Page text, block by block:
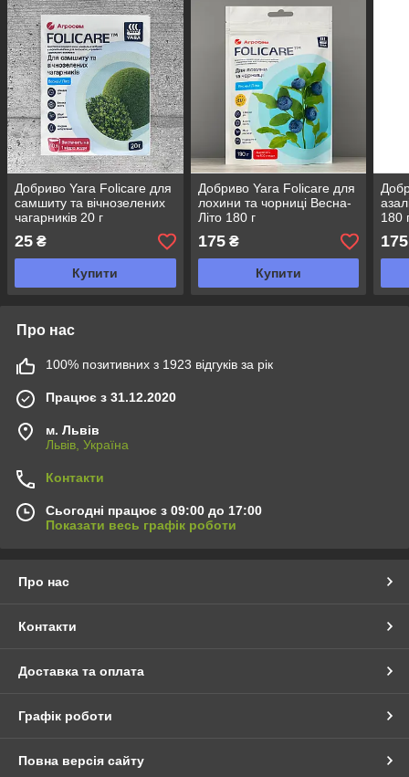
Добриво Yara Folicare для
самшиту та вічнозелених
чагарників 20 г
25 ₴
Купити
Добриво Yara Folicare для
лохини та чорниці Весна-
Літо 180 г
175₴
Купити
180
175
Про нас
100% позитивних з 1923 відгуків за рік
Працює з 31.12.2020
м. Львів
Львів, Україна
Контакти
Сьогодні працює з 09:00 до 17:00
Показати весь графік роботи
Про нас
Контакти
Доставка та оплата
Графік роботи
Повна версія сайту